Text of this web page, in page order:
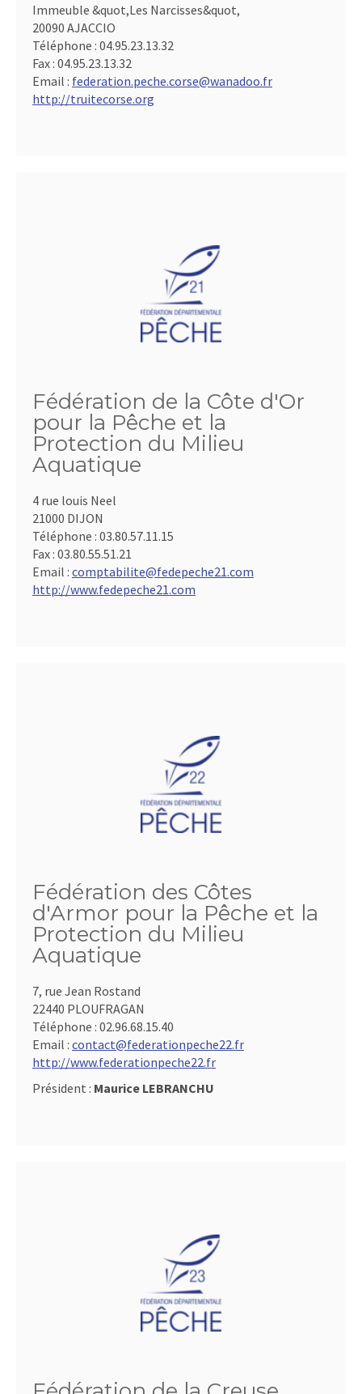
Immeuble &quot,Les Narcisses&quot,
20090 AJACCIO
Téléphone : 04.95.23.13.32
Fax : 04.95.23.13.32
Email : federation.peche.corse@wanadoo.fr
http://truitecorse.org
Fédération de la Côte d'Or
pour la Pêche et la
Protection du Milieu
Aquatique
4 rue louis Neel
21000 DIJON
Téléphone : 03.80.57.11.15
Fax : 03.80.55.51.21
Email : comptabilite@fedepeche21.com
http://www.fedepeche21.com
Fédération des Côtes
d'Armor pour la Pêche et la
Protection du Milieu
Aquatique
7, rue Jean Rostand
22440 PLOUFRAGAN
Téléphone : 02.96.68.15.40
Email : contact@federationpeche22.fr
http://www.federationpeche22.fr
Président : Maurice LEBRANCHU